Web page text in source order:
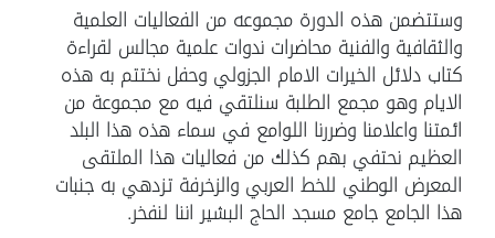
وستتضمن هذه الدورة مجموعه من الفعاليات العلمية
والثقافية والفنية محاضرات ندوات علمية مجالس لقراءة
كتاب دلائل الخيرات الامام الجزولي وحفل نختتم به هذه
الايام وهو مجمع الطلبة سنلتقي فيه مع مجموعة من
ائمتنا واعلامنا وضررنا اللوامع في سماء هذه هذا البلد
العظيم نحتفي بهم كذلك من فعاليات هذا الملتقى
المعرض الوطني للخط العربي والزخرفة تزدهي به جنبات
هذا الجامع جامع مسجد الحاج البشير اننا لنفخر.